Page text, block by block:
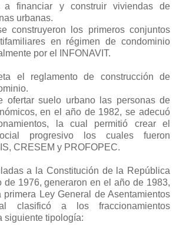
a financiar y construir viviendas de
urbanas.
construyeron los primeros conjuntos
en régimen de condominio
por el INFONAVIT.
el reglamento de construcción de
ofertar suelo urbano las personas de
en el año de 1982, se adecuó
la cual permitió crear el
progresivo los cuales fueron
CRESEM y PROFOPEC.
a la Constitución de la República
de 1976, generaron en el año de 1983,
Ley General de Asentamientos
clasificó a los fraccionamientos
siguiente tipología: